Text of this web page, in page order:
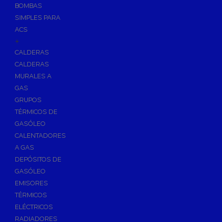
Sumideros para Piscinas
Accesorios para Piscinas
Productos Químicos para Piscinas
Reguladores de PH
Antialgas para Piscinas
Floculante para Piscinas
Cloro para Piscinas
Desinfección de Piscinas sin Cloro
Invernaje de Piscinas
Limpiadores de Piscinas
Kits Analizadores
Dosificadores
Riego, Jardín y Fuentes
BOMBAS
SIMPLES PARA
ACS
+
CALDERAS
CALDERAS
MURALES A
GAS
GRUPOS
TÉRMICOS DE
GASÓLEO
CALENTADORES
A GAS
DEPÓSITOS DE
GASÓLEO
EMISORES
TÉRMICOS
ELÉCTRICOS
RADIADORES